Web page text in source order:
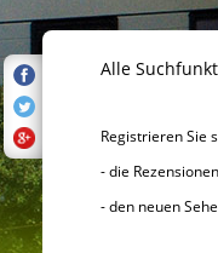
Alle
Registrieren Sie
- die Rezensionen/
- den neuen